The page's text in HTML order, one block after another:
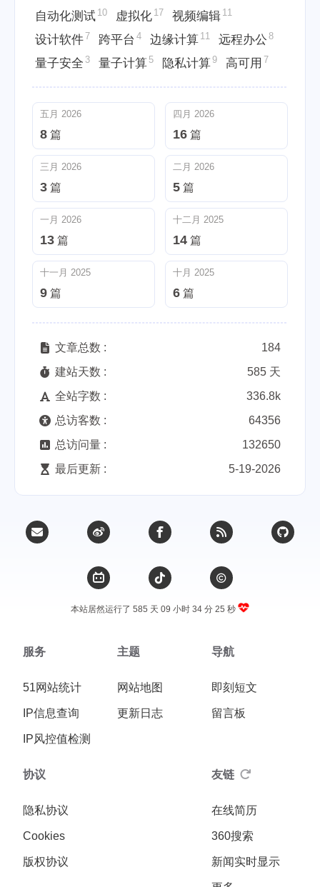
自动化测试 10 虚拟化 17 视频编辑 11
设计软件7 跨平台 4 边缘计算 11 远程办公 8
量子安全 3 量子计算 5 隐私计算9 高可用 7
五月 2026
8 篇
四月 2026
16 篇
三月 2026
3 篇
二月 2026
5 篇
一月 2026
13 篇
十二月 2025
14 篇
十一月 2025
9 篇
十月 2025
6 篇
文章总数 :
184
建站天数 :
585 天
全站字数 :
336.8k
总访客数 :
64356
总访问量 :
132650
最后更新 :
5-19-2026
本站居然运行了 585 天 09 小时 34 分 25 秒
服务
51网站统计
IP信息查询
IP风控值检测
主题
网站地图
更新日志
导航
即刻短文
留言板
协议
隐私协议
Cookies
版权协议
友链
在线简历
360搜索
新闻实时显示